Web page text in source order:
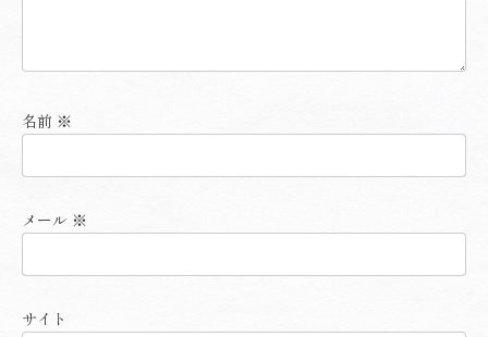
名前 ※
メール ※
サイト